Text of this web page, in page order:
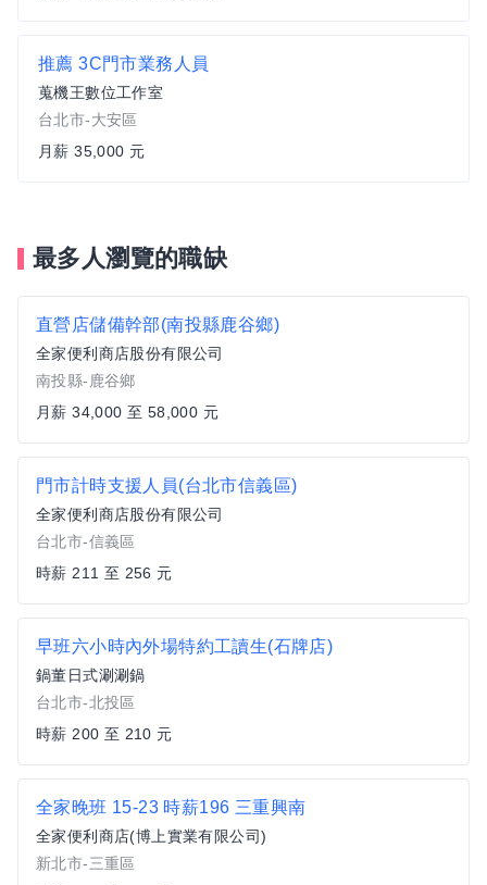
推薦 3C門市業務人員
蒐機王數位工作室
台北市-大安區
月薪 35,000 元
最多人瀏覽的職缺
直營店儲備幹部(南投縣鹿谷鄉)
全家便利商店股份有限公司
南投縣-鹿谷鄉
月薪 34,000 至 58,000 元
門市計時支援人員(台北市信義區)
全家便利商店股份有限公司
台北市-信義區
時薪 211 至 256 元
早班六小時內外場特約工讀生(石牌店)
鍋董日式涮涮鍋
台北市-北投區
時薪 200 至 210 元
全家晚班 15-23 時薪196 三重興南
全家便利商店(博上實業有限公司)
新北市-三重區